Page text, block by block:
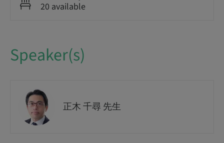
20 available
Speaker(s)
正木 千尋 先生